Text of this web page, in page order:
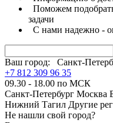
Поможем
задачи
С нами надежно -
Ваш город:
Санкт-
+7 812 309 96 35
09.30 - 18.00 по МСК
Санкт-Петербург Москва
Нижний Тагил Другие
Не нашли свой город?